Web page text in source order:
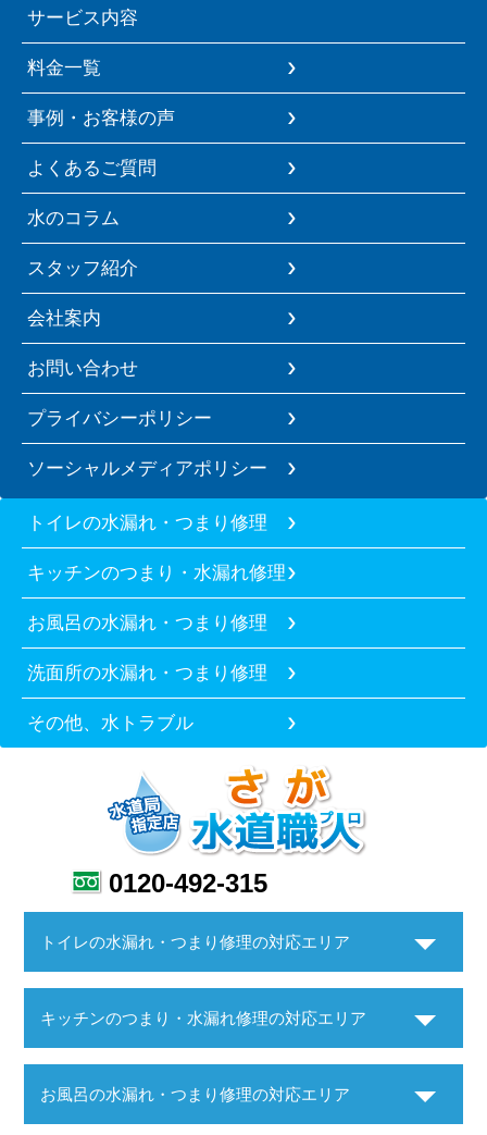
サービス内容
料金一覧
事例・お客様の声
よくあるご質問
水のコラム
スタッフ紹介
会社案内
お問い合わせ
プライバシーポリシー
ソーシャルメディアポリシー
トイレの水漏れ・つまり修理
キッチンのつまり・水漏れ修理
お風呂の水漏れ・つまり修理
洗面所の水漏れ・つまり修理
その他、水トラブル
0120-492-315
トイレの水漏れ・つまり修理の対応エリア
キッチンのつまり・水漏れ修理の対応エリア
お風呂の水漏れ・つまり修理の対応エリア